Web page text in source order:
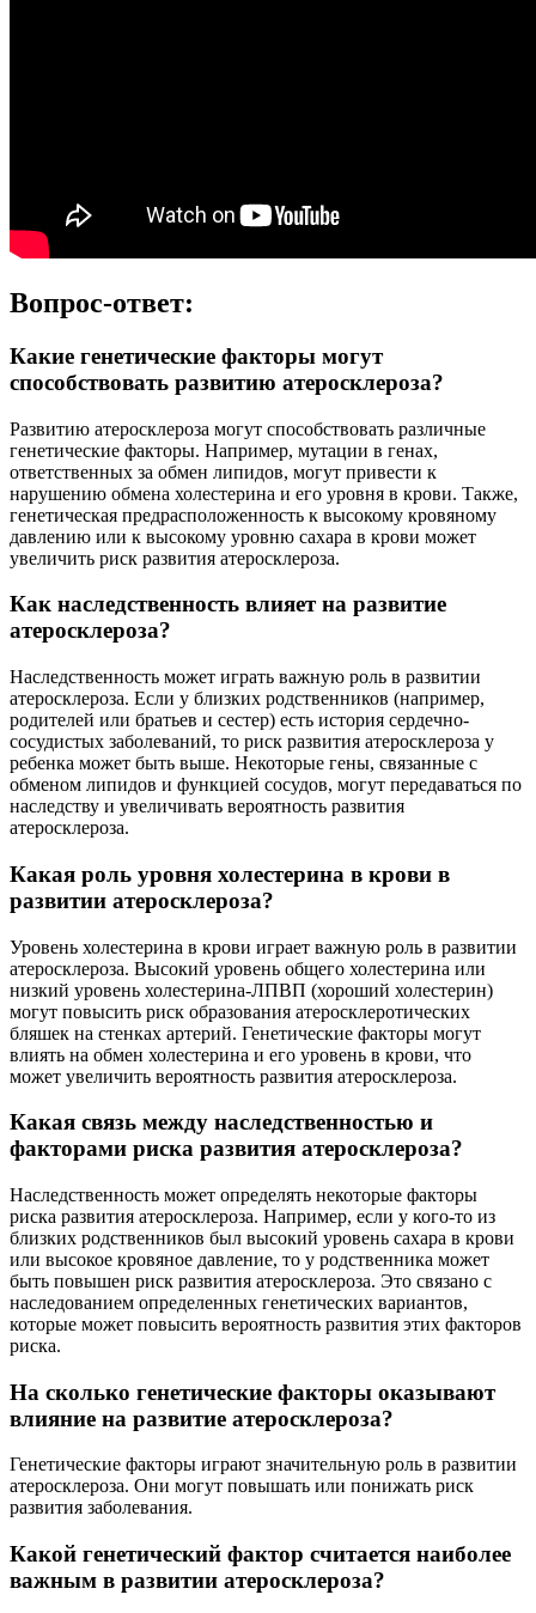
Вопрос-ответ:
Какие генетические факторы могут
способствовать развитию атеросклероза?
Развитию атеросклероза могут способствовать различные
генетические факторы. Например, мутации в генах,
ответственных за обмен липидов, могут привести к
нарушению обмена холестерина и его уровня в крови. Также,
генетическая предрасположенность к высокому кровяному
давлению или к высокому уровню сахара в крови может
увеличить риск развития атеросклероза.
Как наследственность влияет на развитие
атеросклероза?
Наследственность может играть важную роль в развитии
атеросклероза. Если у близких родственников (например,
родителей или братьев и сестер) есть история сердечно-
сосудистых заболеваний, то риск развития атеросклероза у
ребенка может быть выше. Некоторые гены, связанные с
обменом липидов и функцией сосудов, могут передаваться по
наследству и увеличивать вероятность развития
атеросклероза.
Какая роль уровня холестерина в крови в
развитии атеросклероза?
Уровень холестерина в крови играет важную роль в развитии
атеросклероза. Высокий уровень общего холестерина или
низкий уровень холестерина-ЛПВП (хороший холестерин)
могут повысить риск образования атеросклеротических
бляшек на стенках артерий. Генетические факторы могут
влиять на обмен холестерина и его уровень в крови, что
может увеличить вероятность развития атеросклероза.
Какая связь между наследственностью и
факторами риска развития атеросклероза?
Наследственность может определять некоторые факторы
риска развития атеросклероза. Например, если у кого-то из
близких родственников был высокий уровень сахара в крови
или высокое кровяное давление, то у родственника может
быть повышен риск развития атеросклероза. Это связано с
наследованием определенных генетических вариантов,
которые может повысить вероятность развития этих факторов
риска.
На сколько генетические факторы оказывают
влияние на развитие атеросклероза?
Генетические факторы играют значительную роль в развитии
атеросклероза. Они могут повышать или понижать риск
развития заболевания.
Какой генетический фактор считается наиболее
важным в развитии атеросклероза?